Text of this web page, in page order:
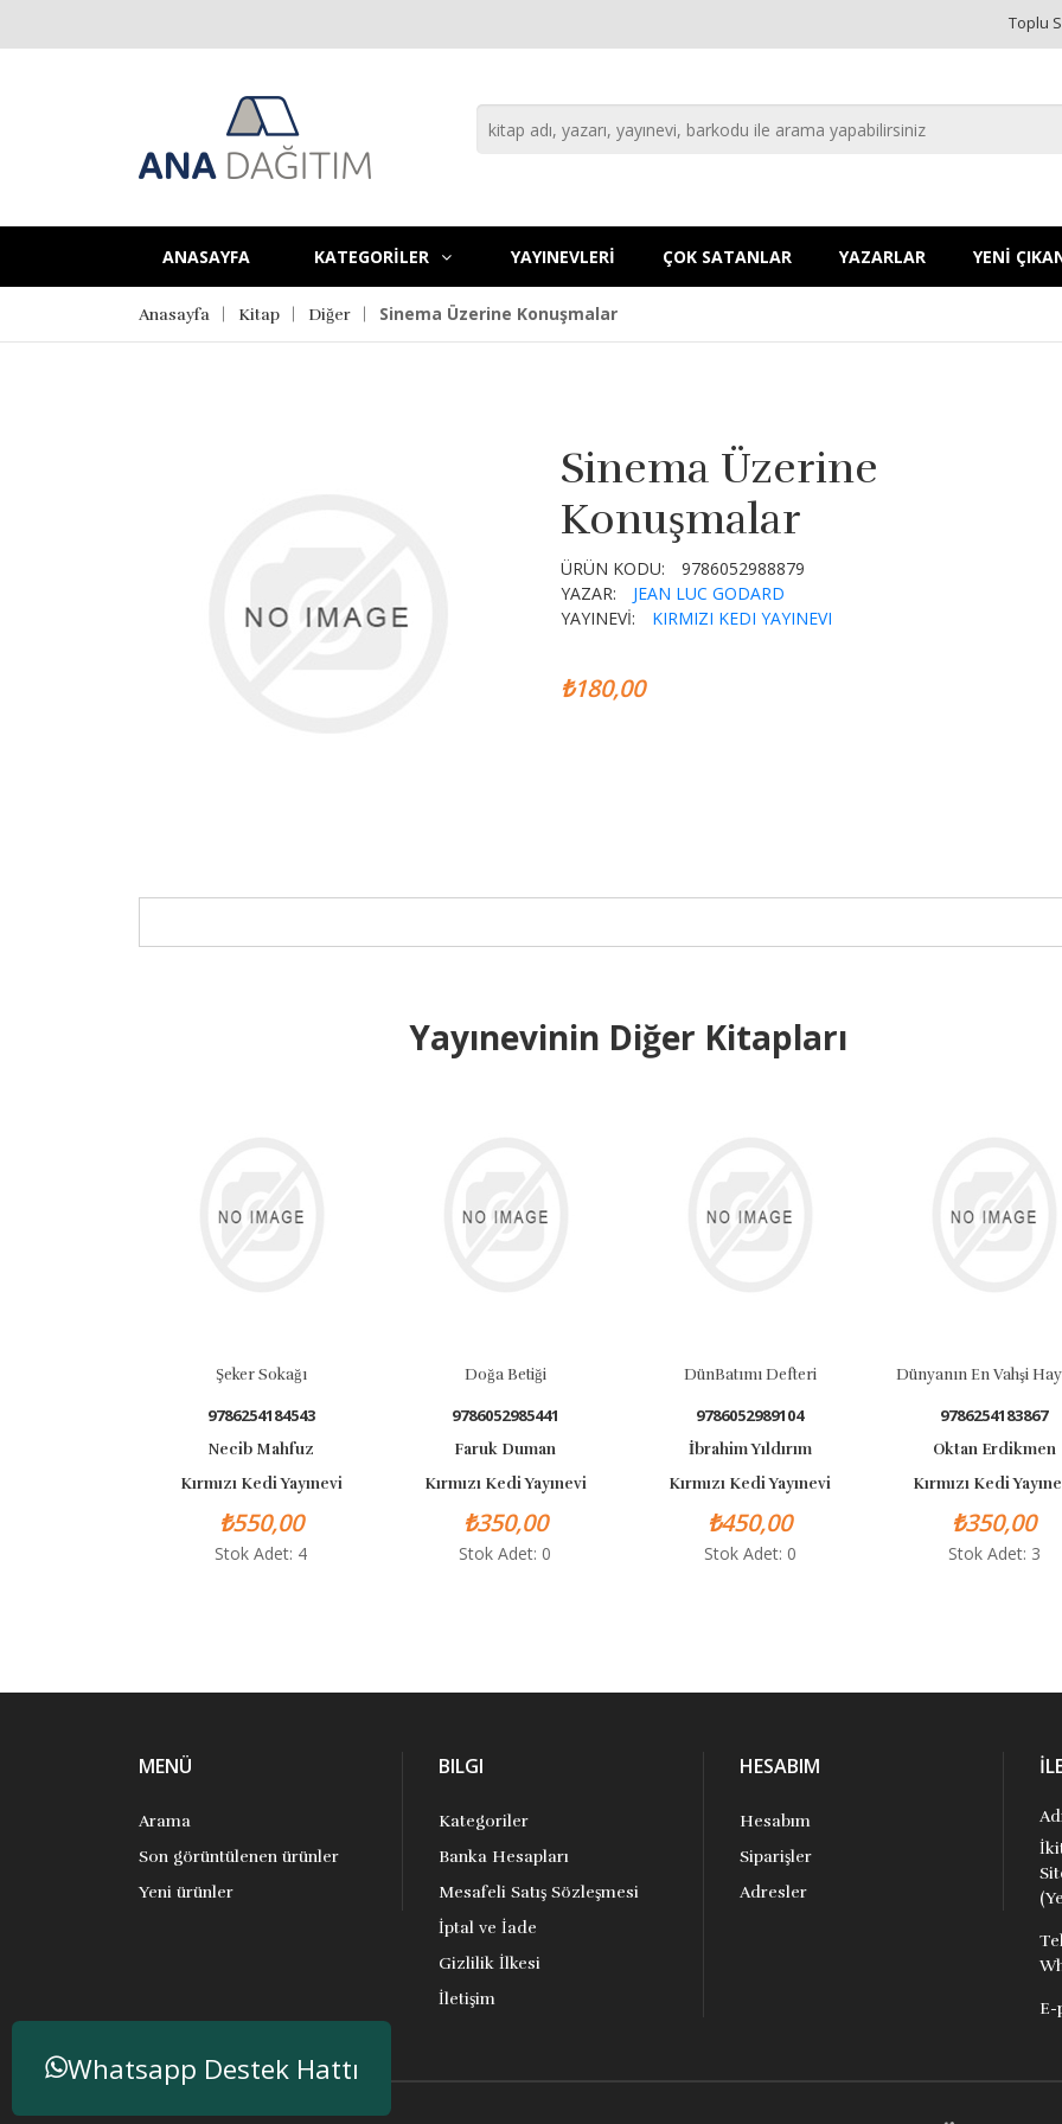
Toplu
ANASAYFA KATEGORİLER YAYINEVLERİ ÇOK SATANLAR YAZARLAR YENİ
Anasayfa Kitap Diğer Sinema Üzerine Konuşmalar
Sinema Üzerine
Konuşmalar
ÜRÜN KODU:
9786052988879
YAZAR:
JEAN LUC GODARD
YAYINEVİ:
KIRMIZI KEDI YAYINEVI
₺180,00
Yayınevinin Diğer Kitapları
Şeker Sokağı
9786254184543
Necib Mahfuz
Kırmızı Kedi Yayınevi
₺550,00
Stok Adet: 4
Doğa Betiği
9786052985441
Faruk Duman
Kırmızı Kedi Yayınevi
₺350,00
Stok Adet: 0
DünBatımı Defteri
9786052989104
İbrahim Yıldırım
Kırmızı Kedi Yayınevi
₺450,00
Stok Adet: 0
Dünyanın En Vahşi
9786254183867
Oktan Erdikmen
Kırmızı Kedi
₺350,00
Stok Adet: 3
MENÜ
Arama
Son görüntülenen ürünler
Yeni ürünler
BILGI
Kategoriler
Banka Hesapları
Mesafeli Satış Sözleşmesi
İptal ve İade
Gizlilik İlkesi
İletişim
HESABIM
Hesabım
Siparişler
Adresler
E-
Whatsapp Destek Hattı